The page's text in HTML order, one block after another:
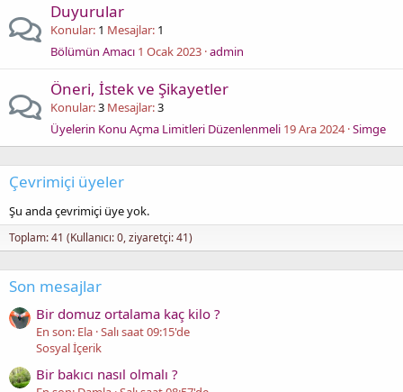
Duyurular
Konular 1 Mesajlar 1
Bölümün Amacı 1 Ocak 2023 admin
Öneri, İstek ve Şikayetler
Konular 3 Mesajlar 3
Üyelerin Konu Açma Limitleri Düzenlenmeli 19 Ara 2024 Simge
Çevrimiçi üyeler
Şu anda çevrimiçi üye yok.
Toplam: 41 (Kullanıcı: 0, ziyaretçi: 41)
Son mesajlar
Bir domuz ortalama kaç kilo ?
En son: Ela Salı saat 09:15'de
Sosyal İçerik
Bir bakıcı nasıl olmalı ?